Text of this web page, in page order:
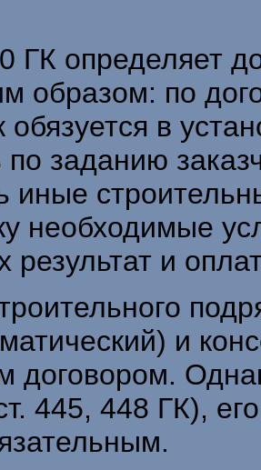
ГК определяет
образом: по
обязуется в
по заданию
иные
необходимые
результат и
и
договором.
445, 448 ГК),